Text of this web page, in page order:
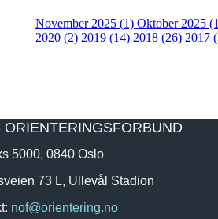
November 2025 (1) Oktober 2025
2020 (2) 2019 (14) 2018 (26) 2017
5000, 0840 Oslo
73 L, Ullevål Stadion
nof@orientering.no